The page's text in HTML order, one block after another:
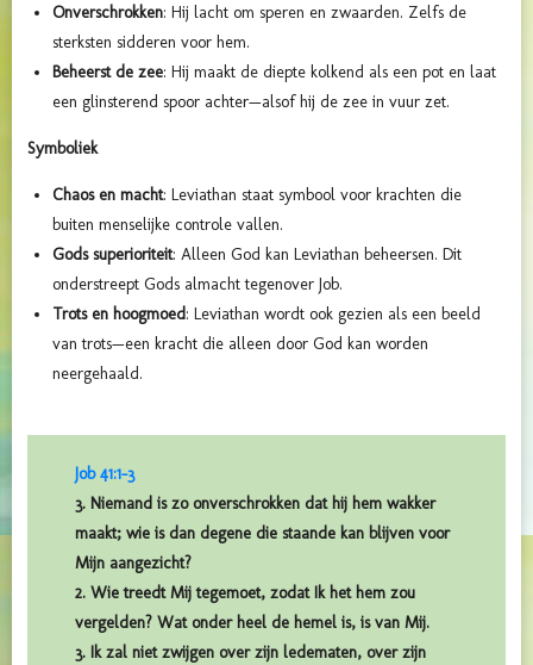
Onverschrokken: Hij lacht om speren en zwaarden. Zelfs de
sterksten sidderen voor hem.
Beheerst de zee: Hij maakt de diepte kolkend als een pot en laat
een glinsterend spoor achter—alsof hij de zee in vuur zet.
Symboliek
Chaos en macht: Leviathan staat symbool voor krachten die
buiten menselijke controle vallen.
Gods superioriteit: Alleen God kan Leviathan beheersen. Dit
onderstreept Gods almacht tegenover Job.
Trots en hoogmoed: Leviathan wordt ook gezien als een beeld
van trots—een kracht die alleen door God kan worden
neergehaald.
Job 41:1-3
3. Niemand is zo onverschrokken dat hij hem wakker
maakt; wie is dan degene die staande kan blijven voor
Mijn aangezicht?
2. Wie treedt Mij tegemoet, zodat Ik het hem zou
vergelden? Wat onder heel de hemel is, is van Mij.
3. Ik zal niet zwijgen over zijn ledematen, over zijn